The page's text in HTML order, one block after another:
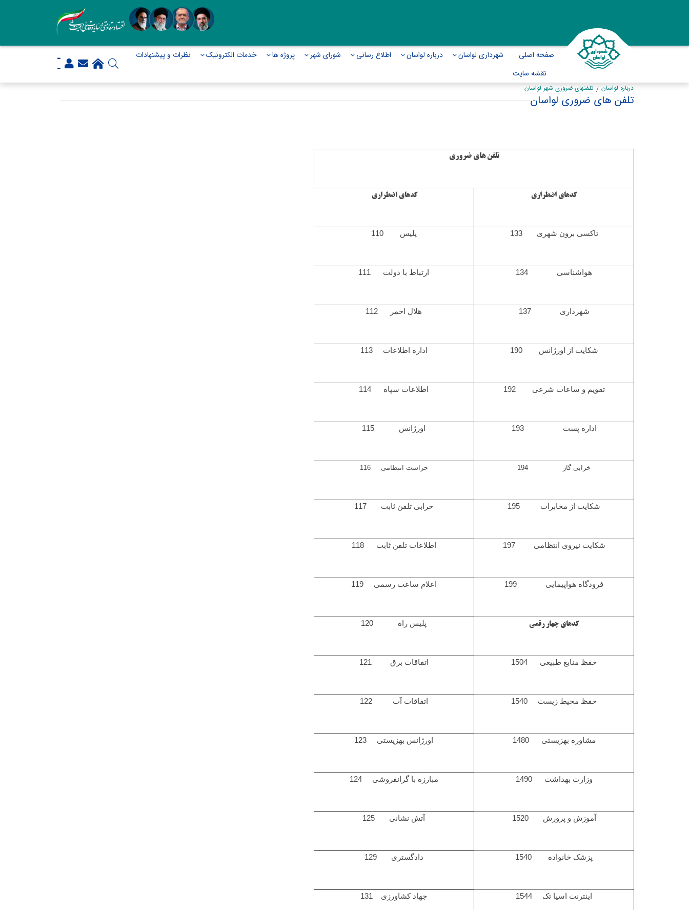
صفحه اصلی شهرداری لواسان درباره لواسان اطلاع رسانی شورای شهر پروژه ها خدمات الکترونیک
نظرات و پیشنهادات
نقشه سایت
-
-
درباره لواسان تلفنهای ضروری شهر لواسان
تلفن های ضروری لواسان
تلفن های ضروری
کدهای اضطراری کدهای اضطراری
تاکسی برون شهری 133 پلیس 110
هواشناسی 134 ارتباط با دولت 111
شهرداری 137 هلال احمر 112
شکایت از اورژانس 190 اداره اطلاعات 113
تقویم و ساعات شرعی 192 اطلاعات سپاه 114
اداره پست 193 اورژانس 115
خرابی گاز 194 حراست انتظامی 116
شکایت از مخابرات 195 خرابی تلفن ثابت 117
شکایت نیروی انتظامی 197 اطلاعات تلفن ثابت 118
فرودگاه هواپیمایی 199 اعلام ساعت رسمی 119
کدهای چهار رقمی پلیس راه 120
حفظ منابع طبیعی 1504 اتفاقات برق 121
حفظ محیط زیست 1540 اتفاقات آب 122
مشاوره بهزیستی 1480 اورژانس بهزیستی 123
وزارت بهداشت 1490 مبارزه با گرانفروشی 124
آموزش و پرورش 1520 آتش نشانی 125
پزشک خانواده 1540 دادگستری 129
اینترنت اسیا تک 1544 جهاد کشاورزی 131